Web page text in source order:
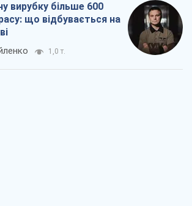
вирубку більше 600
що відбувається на
1,0 т.